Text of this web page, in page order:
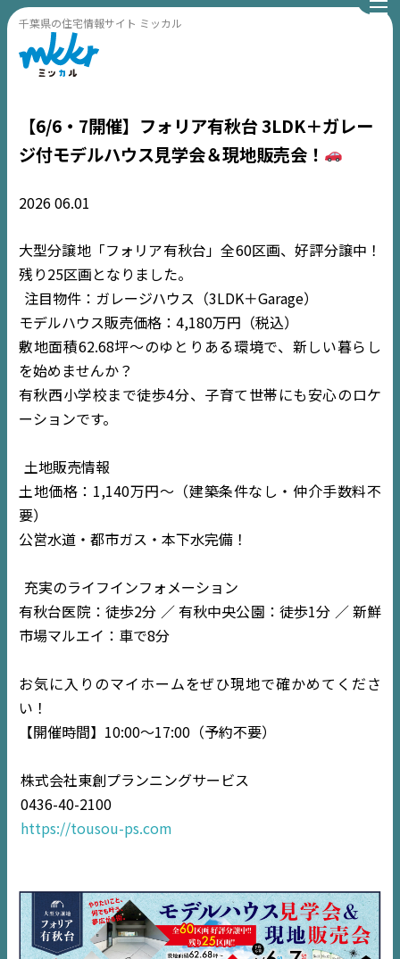
千葉県の住宅情報サイト ミッカル
市原
内房エリア
デジタルサイネージ
【6/6・7開催】フォリア有秋台 3LDK＋ガレー
ジ付モデルハウス見学会＆現地販売会！
202606.01
大型分譲地「フォリア有秋台」全60区画、好評分譲中！
残り25区画となりました。
注目物件：ガレージハウス（3LDK＋Garage）
モデルハウス販売価格：4,180万円（税込）
敷地面積62.68坪〜のゆとりある環境で、新しい暮らし
を始めませんか？
有秋西小学校まで徒歩4分、子育て世帯にも安心のロケ
ーションです。
土地販売情報
土地価格：1,140万円〜（建築条件なし・仲介手数料不
要）
公営水道・都市ガス・本下水完備！
充実のライフインフォメーション
有秋台医院：徒歩2分 ／ 有秋中央公園：徒歩1分 ／ 新鮮
市場マルエイ：車で8分
お気に入りのマイホームをぜひ現地で確かめてくださ
い！
【開催時間】10:00〜17:00（予約不要）
株式会社東創プランニングサービス
0436-40-2100
https://tousou-ps.com